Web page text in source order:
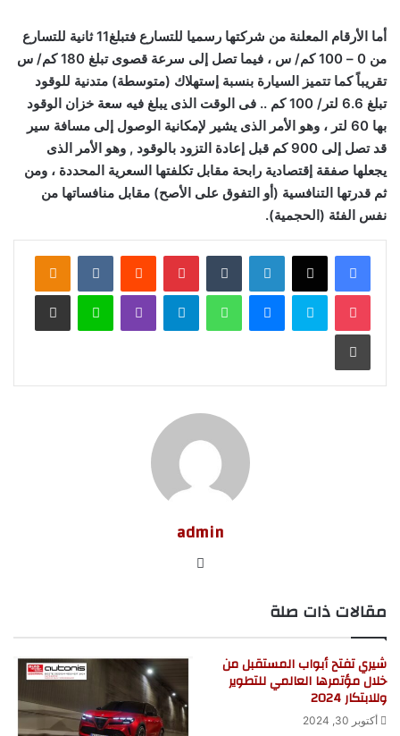
أما الأرقام المعلنة من شركتها رسميا للتسارع فتبلغ
11 ثانية للتسارع
من 0 – 100 كم/ س ، فيما تصل إلى سرعة قصوى تبلغ 180 كم/ س
تقريباً كما تتميز السيارة بنسبة إستهلاك (متوسطة) متدنية للوقود
تبلغ 6.6 لتر/ 100 كم .. فى الوقت الذى يبلغ فيه سعة خزان الوقود
بها 60 لتر ، وهو الأمر الذى يشير لإمكانية الوصول إلى مسافة سير
قد تصل إلى 900 كم قبل إعادة التزود بالوقود , وهو الأمر الذى
يجعلها صفقة إقتصادية رابحة مقابل تكلفتها السعرية المحددة ، ومن
ثم قدرتها التنافسية (أو التفوق على الأصح) مقابل منافساتها من
نفس الفئة (الحجمية).
لينكدإن بينتيريست
سكايب واتساب لاين
admin
مقالات ذات صلة
شيري تفتح أبواب المستقبل من
خلال مؤتمرها العالمي للتطوير
وللابتكار 2024
أكتوبر 30, 2024